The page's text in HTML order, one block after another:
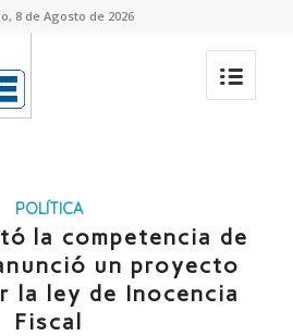
8 de Agosto de 2026
POLÍTICA
la competencia de
un proyecto
la ley de Inocencia
Fiscal